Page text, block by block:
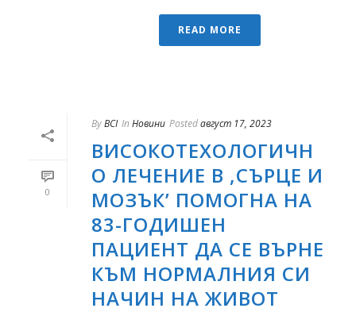
READ MORE
0
ByBCI In Новини Postedавгуст 17, 2023
ВИСОКОТЕХОЛОГИЧН
О ЛЕЧЕНИЕ В ,СЪРЦЕ И
МОЗЪК’ ПОМОГНА НА
83-ГОДИШЕН
ПАЦИЕНТ ДА СЕ ВЪРНЕ
КЪМ НОРМАЛНИЯ СИ
НАЧИН НА ЖИВОТ